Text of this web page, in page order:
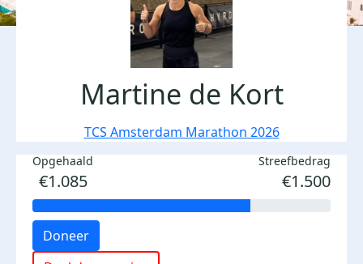
Martine de Kort
TCS Amsterdam Marathon 2026
Opgehaald
€1.085
Streefbedrag
€1.500
Doneer